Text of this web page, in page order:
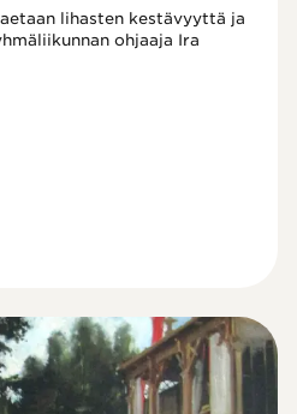
lihasten kestävyyttä ja
ohjaaja Ira